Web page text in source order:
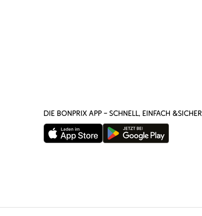
DIE BONPRIX APP – SCHNELL, EINFACH &SICHER